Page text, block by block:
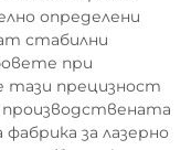
определени
стабилни
при
тази прецизност
производствената
за лазерно